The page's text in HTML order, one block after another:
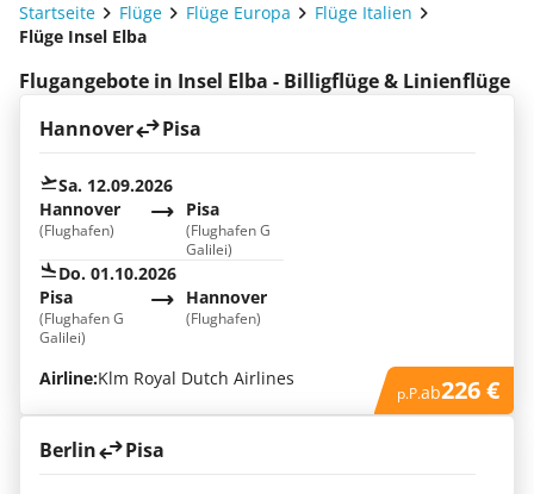
Startseite Flüge Flüge Europa
Flüge Italien
Flüge Insel Elba
Flugangebote in Insel Elba - Billigflüge & Linienflüge
Hannover
Pisa
Sa. 12.09.2026
Hannover
(Flughafen)
Pisa
(Flughafen G
Galilei)
Do. 01.10.2026
Hannover
(Flughafen)
Pisa
(Flughafen G
Galilei)
Airline:Klm Royal Dutch Airlines
p.P.ab226 €
Berlin Pisa